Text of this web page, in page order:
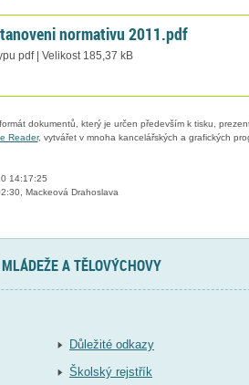
normativu 2011.pdf
pdf | Velikost 185,37 kB
dokumentů, který je určen především k tisku,
Reader, vytvářet v mnoha kancelářských a grafických
14:17:25
Mackeová Drahoslava
A TĚLOVÝCHOVY
Důležité odkazy
Školský rejstřík